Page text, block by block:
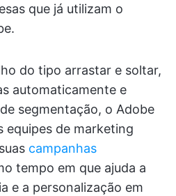
que já utilizam o
do tipo arrastar e soltar,
automaticamente e
segmentação, o Adobe
equipes de marketing
campanhas
tempo em que ajuda a
e a personalização em